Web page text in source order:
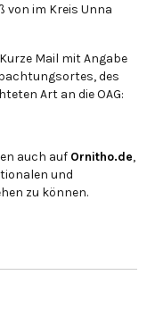
von im Kreis Unna
Mail mit Angabe
des
Art an die OAG:
auch auf Ornitho.de,
und
zu können.